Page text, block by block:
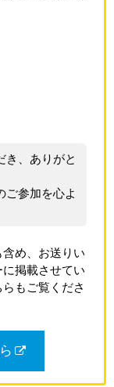
き、ありがと
ご参加を心よ
め、お送りい
掲載させてい
もご覧くださ